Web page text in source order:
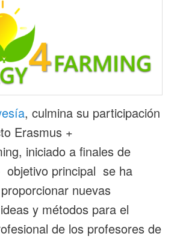
, culmina su participación
Erasmus +
iniciado a finales de
principal se ha
nuevas
y métodos para el
de los profesores de